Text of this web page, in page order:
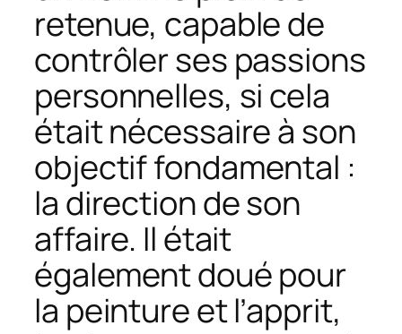
retenue, capable de
contrôler ses passions
personnelles, si cela
était nécessaire à son
objectif fondamental :
la direction de son
affaire. Il était
également doué pour
la peinture et l’apprit,